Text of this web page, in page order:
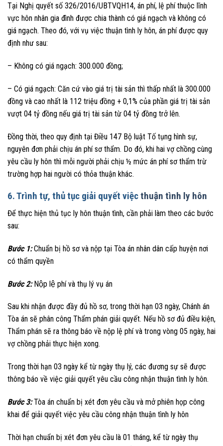
Tại Nghị quyết số 326/2016/UBTVQH14, án phí, lệ phí thuộc lĩnh
vực hôn nhân gia đình được chia thành có giá ngạch và không có
giá ngạch. Theo đó, với vụ việc thuận tình ly hôn, án phí được quy
định như sau:
– Không có giá ngạch: 300.000 đồng;
– Có giá ngạch: Căn cứ vào giá trị tài sản thì thấp nhất là 300.000
đồng và cao nhất là 112 triệu đồng + 0,1% của phần giá trị tài sản
vượt 04 tỷ đồng nếu giá trị tài sản từ 04 tỷ đồng trở lên.
Đồng thời, theo quy định tại Điều 147 Bộ luật Tố tụng hình sự,
nguyên đơn phải chịu án phí sơ thẩm. Do đó, khi hai vợ chồng cùng
yêu cầu ly hôn thì mỗi người phải chịu ½ mức án phí sơ thẩm trừ
trường hợp hai người có thỏa thuận khác.
6. Trình tự, thủ tục giải quyết việcthuận tình ly hôn
Để thực hiện thủ tục ly hôn thuận tình, cần phải làm theo các bước
sau:
Bước 1:Chuẩn bị hồ sơ và nộp tại Tòa án nhân dân cấp huyện nơi
có thẩm quyền
Bước 2:Nộp lệ phí và thụ lý vụ án
Sau khi nhận được đầy đủ hồ sơ, trong thời hạn 03 ngày, Chánh án
Tòa án sẽ phân công Thẩm phán giải quyết. Nếu hồ sơ đủ điều kiện,
Thẩm phán sẽ ra thông báo về nộp lệ phí và trong vòng 05 ngày, hai
vợ chồng phải thực hiện xong.
Trong thời hạn 03 ngày kể từ ngày thụ lý, các đương sự sẽ được
thông báo về việc giải quyết yêu cầu công nhận thuận tình ly hôn.
Bước 3:Tòa án chuẩn bị xét đơn yêu cầu và mở phiên họp công
khai để giải quyết việc yêu cầu công nhận thuận tình ly hôn
Thời hạn chuẩn bị xét đơn yêu cầu là 01 tháng, kể từ ngày thụ